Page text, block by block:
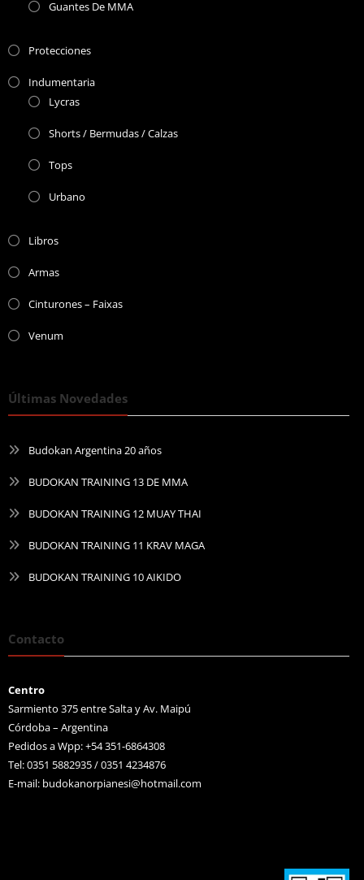
Guantes De MMA
Protecciones
Indumentaria
Lycras
Shorts / Bermudas / Calzas
Tops
Urbano
Libros
Armas
Cinturones – Faixas
Venum
Últimas Novedades
Budokan Argentina 20 años
BUDOKAN TRAINING 13 DE MMA
BUDOKAN TRAINING 12 MUAY THAI
BUDOKAN TRAINING 11 KRAV MAGA
BUDOKAN TRAINING 10 AIKIDO
Contacto
Centro
Sarmiento 375 entre Salta y Av. Maipú
Córdoba – Argentina
Pedidos a Wpp: +54 351-6864308
Tel: 0351 5882935 / 0351 4234876
E-mail: budokanorpianesi@hotmail.com